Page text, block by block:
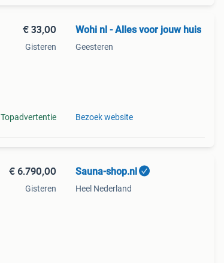
€ 33,00
Gisteren
Topadvertentie
Wohi nl - Alles voor jouw huis
Geesteren
Bezoek website
€ 6.790,00
Gisteren
Sauna-shop.nl
Heel Nederland